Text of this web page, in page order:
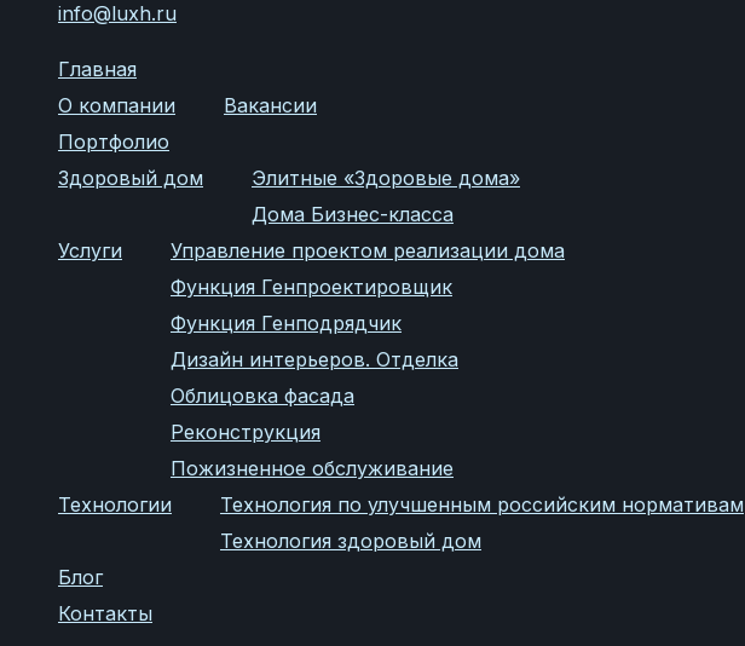
info@luxh.ru
Главная
О компании
Вакансии
Портфолио
Здоровый дом
Элитные «Здоровые дома»
Дома Бизнес-класса
Услуги
Управление проектом реализации дома
Функция Генпроектировщик
Функция Генподрядчик
Дизайн интерьеров. Отделка
Облицовка фасада
Реконструкция
Пожизненное обслуживание
Технологии
Технология по улучшенным российским нормативам
Технология здоровый дом
Блог
Контакты